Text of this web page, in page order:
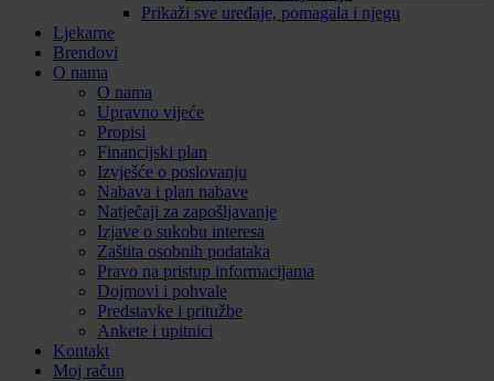
Prikaži sve uređaje, pomagala i njegu
Ljekarne
Brendovi
O nama
O nama
Upravno vijeće
Propisi
Financijski plan
Izvješće o poslovanju
Nabava i plan nabave
Natječaji za zapošljavanje
Izjave o sukobu interesa
Zaštita osobnih podataka
Pravo na pristup informacijama
Dojmovi i pohvale
Predstavke i pritužbe
Ankete i upitnici
Kontakt
Moj račun